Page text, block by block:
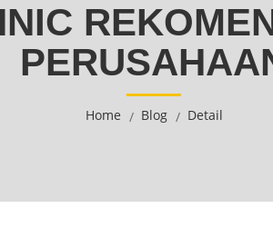
Home Blog Detail